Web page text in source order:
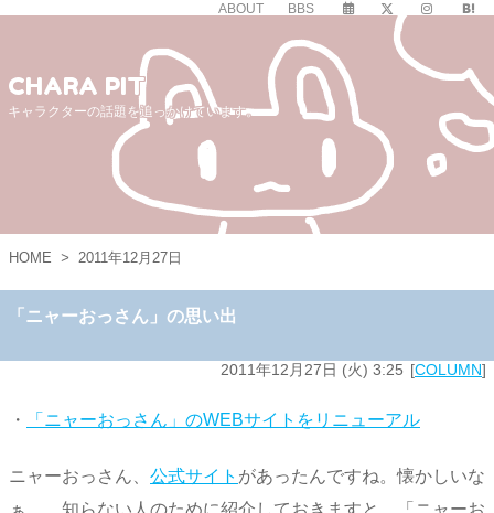
ABOUT BBS
CHARA PIT
キャラクターの話題を追っかけています。
HOME > 2011年12月27日
「ニャーおっさん」の思い出
2011年12月27日 (火) 3:25 COLUMN
・ 「ニャーおっさん」のWEBサイトをリニューアル
ニャーおっさん、 公式サイト があったんですね。懐かしいな
ぁ…。知らない人のために紹介しておきますと、「ニャーお